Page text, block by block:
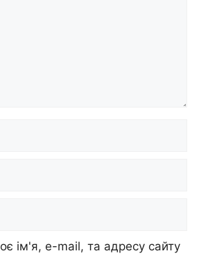
ім'я, e-mail, та адресу сайту